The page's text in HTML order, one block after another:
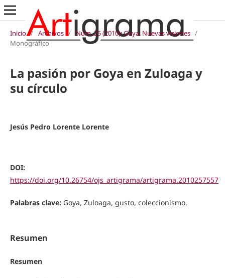
Inicio / Archivos / Núm. 25 (2010): Goya. Nuevas visiones /
Monográfico
La pasión por Goya en Zuloaga y
su círculo
Jesús Pedro Lorente Lorente
DOI:
https://doi.org/10.26754/ojs_artigrama/artigrama.2010257557
Palabras clave: Goya, Zuloaga, gusto, coleccionismo.
Resumen
Resumen